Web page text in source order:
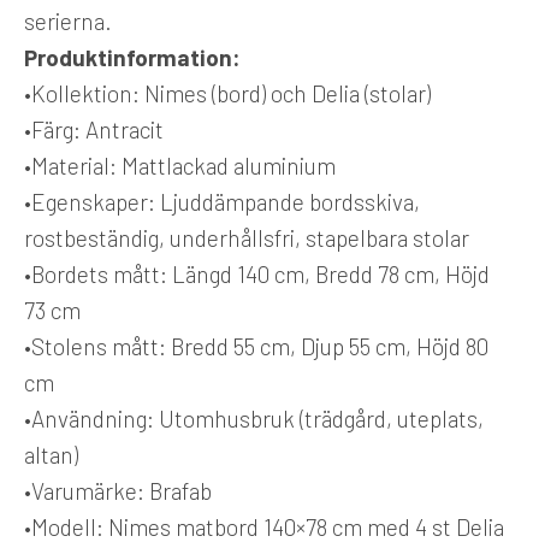
serierna.
Produktinformation:
•Kollektion: Nimes (bord) och Delia (stolar)
•Färg: Antracit
•Material: Mattlackad aluminium
•Egenskaper: Ljuddämpande bordsskiva,
rostbeständig, underhållsfri, stapelbara stolar
•Bordets mått: Längd 140 cm, Bredd 78 cm, Höjd
73 cm
•Stolens mått: Bredd 55 cm, Djup 55 cm, Höjd 80
cm
•Användning: Utomhusbruk (trädgård, uteplats,
altan)
•Varumärke: Brafab
•Modell: Nimes matbord 140×78 cm med 4 st Delia